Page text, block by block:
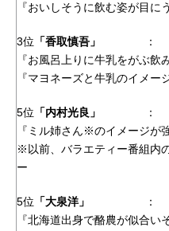
『おいしそうに飲む姿が目に
3位 「香取慎吾」
：
『お風呂上りに牛乳をがぶ飲
『マヨネーズと牛乳のイメー
5位 「内村光良」
：
『ミル姉さん※のイメージが
※以前、バラエティー番組内
ー
5位 「大泉洋」
：
『北海道出身で酪農が似合い